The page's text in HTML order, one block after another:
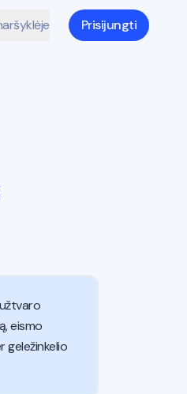
Prisijungti
eismo
geležinkelio